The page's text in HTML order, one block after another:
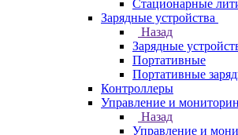
Стационарные
Зарядные устройства
Назад
Зарядные
Портативные
Портативные
Контроллеры
Управление и
Назад
Управление и